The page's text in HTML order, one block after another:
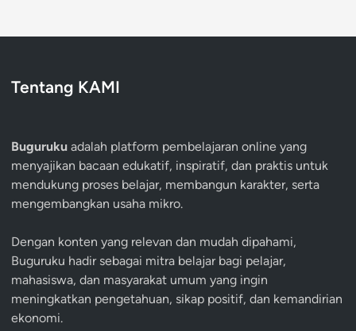
Tentang KAMI
Buguruku adalah platform pembelajaran online yang
menyajikan bacaan edukatif, inspiratif, dan praktis untuk
mendukung proses belajar, membangun karakter, serta
mengembangkan usaha mikro.
Dengan konten yang relevan dan mudah dipahami,
Buguruku hadir sebagai mitra belajar bagi pelajar,
mahasiswa, dan masyarakat umum yang ingin
meningkatkan pengetahuan, sikap positif, dan kemandirian
ekonomi.